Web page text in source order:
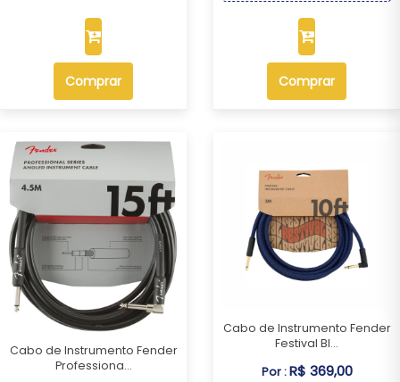
Comprar Comprar
Cabo de Instrumento Fender
Professiona...
Cabo de Instrumento Fender
Festival Bl...
Por :R$ 369,00